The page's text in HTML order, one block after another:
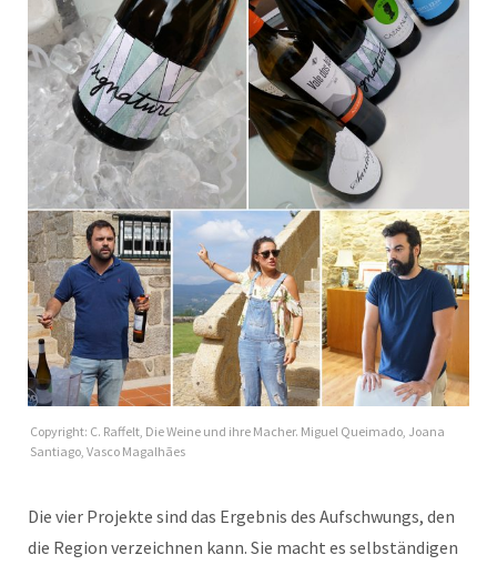
Copyright: C. Raffelt, Die Weine und ihre Macher. Miguel Queimado, Joana
Santiago, Vasco Magalhães
Die vier Projekte sind das Ergebnis des Aufschwungs, den
die Region verzeichnen kann. Sie macht es selbständigen